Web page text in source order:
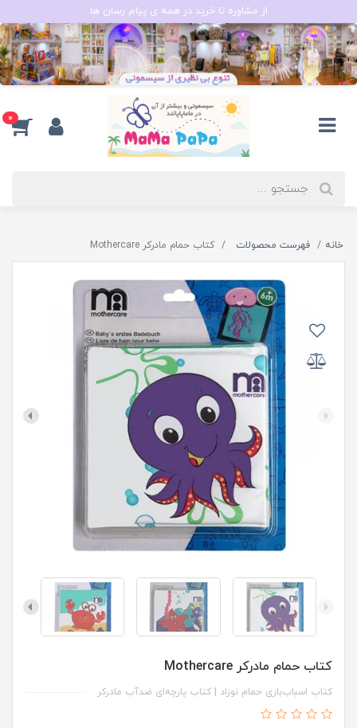
از مشاوره تا خرید در همه ی پیام رسان ها
0
خانه فهرست محصولات کتاب حمام مادرکر Mothercare
کتاب حمام مادرکر Mothercare
کتاب اسباب‌بازی حمام نوزاد | کتاب پارچه‌ای ضدآب مادرکر